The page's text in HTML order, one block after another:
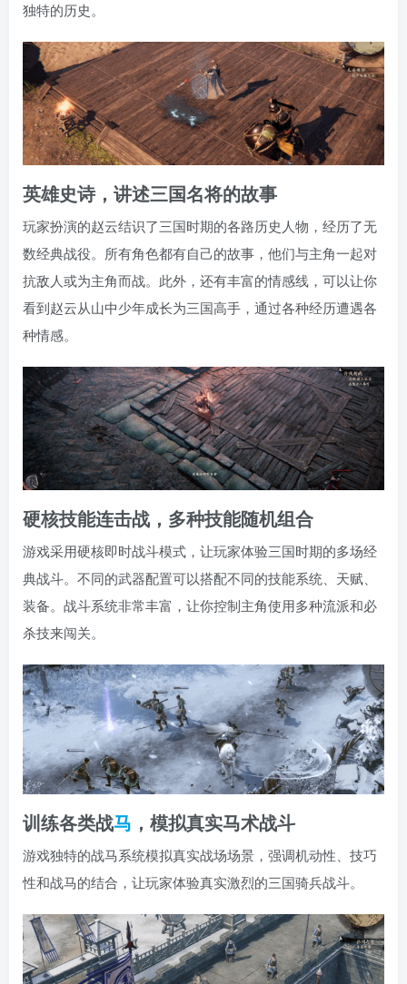
独特的历史。
英雄史诗，讲述三国名将的故事
玩家扮演的赵云结识了三国时期的各路历史人物，经历了无
数经典战役。所有角色都有自己的故事，他们与主角一起对
抗敌人或为主角而战。此外，还有丰富的情感线，可以让你
看到赵云从山中少年成长为三国高手，通过各种经历遭遇各
种情感。
硬核技能连击战，多种技能随机组合
游戏采用硬核即时战斗模式，让玩家体验三国时期的多场经
典战斗。不同的武器配置可以搭配不同的技能系统、天赋、
装备。战斗系统非常丰富，让你控制主角使用多种流派和必
杀技来闯关。
训练各类战马 ，模拟真实马术战斗
游戏独特的战马系统模拟真实战场场景，强调机动性、技巧
性和战马的结合，让玩家体验真实激烈的三国骑兵战斗。